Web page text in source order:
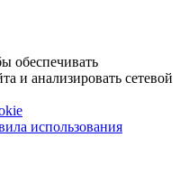
обеспечивать
и анализировать сетевой
использования